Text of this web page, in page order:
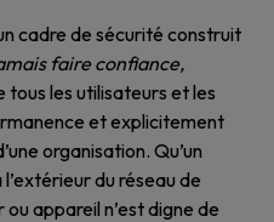
cadre de sécurité construit
faire confiance,
tous les utilisateurs et les
et explicitement
organisation. Qu’un
du réseau de
appareil n’est digne de